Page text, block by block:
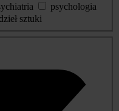
psychologia
sztuki